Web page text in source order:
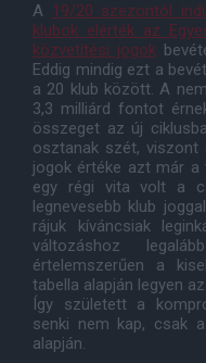
A
19/20 szezontól
klubok elérték az
közvetítési jogok
Eddig mindig ezt a
a 20 klub között. A
3,3 milliárd fontot
összeget az új
osztanak szét, viszont
jogok értéke azt már a
egy régi vita volt a
legnevesebb klub
rájuk kíváncsiak
változáshoz
értelemszerűen a
tabella alapján legyen
Így született a
senki nem kap, csak
alapján.